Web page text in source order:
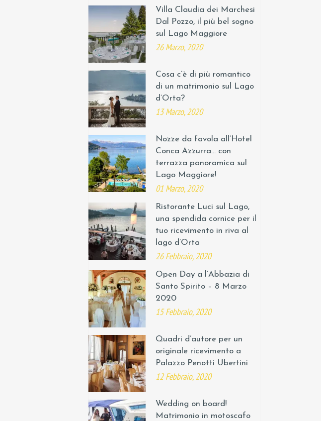
Villa Claudia dei Marchesi
Dal Pozzo, il più bel sogno
sul Lago Maggiore
26 Marzo, 2020
Cosa c’è di più romantico
di un matrimonio sul Lago
d’Orta?
13 Marzo, 2020
Nozze da favola all’Hotel
Conca Azzurra… con
terrazza panoramica sul
Lago Maggiore!
01 Marzo, 2020
Ristorante Luci sul Lago,
una spendida cornice per il
tuo ricevimento in riva al
lago d’Orta
26 Febbraio, 2020
Open Day a l’Abbazia di
Santo Spirito – 8 Marzo
2020
15 Febbraio, 2020
Quadri d’autore per un
originale ricevimento a
Palazzo Penotti Ubertini
12 Febbraio, 2020
Wedding on board!
Matrimonio in motoscafo